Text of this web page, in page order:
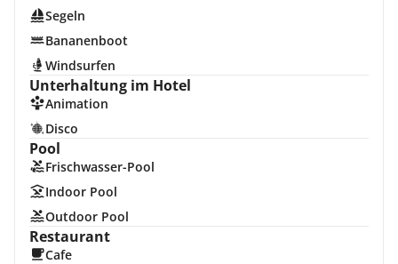
Segeln
Bananenboot
Windsurfen
Unterhaltung im Hotel
Animation
Disco
Pool
Frischwasser-Pool
Indoor Pool
Outdoor Pool
Restaurant
Cafe